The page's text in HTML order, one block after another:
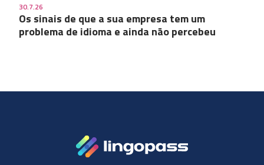
30.7.26
Os sinais de que a sua empresa tem um
problema de idioma e ainda não percebeu